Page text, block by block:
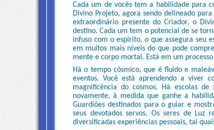
Cada um de vocês tem a habilidade para
Divino Projeto, agora sendo delineado
extraordinário presente do Criador, o
destino. Cada um tem o potencial de se
infuso com o espírito, o que assegura seu
em muitos mais níveis do que pode
mente e corpo mortal. Está em um
Há o tempo cósmico, que é fluido e
eventos. Você está aprendendo a viver
magnificência do cosmos. Há escolas
novamente, à medida que ganhe a
Guardiões destinados para o guiar e
seus devotados servos. Os seres de Luz
diversificadas experiências pessoais, tal